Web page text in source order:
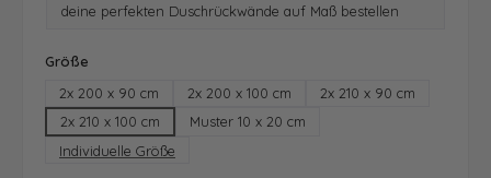
deine perfekten Duschrückwände auf Maß bestellen
Größe
2x 200 x 90 cm
2x 200 x 100 cm
2x 210 x 90 cm
2x 210 x 100 cm
Muster 10 x 20 cm
Individuelle Größe